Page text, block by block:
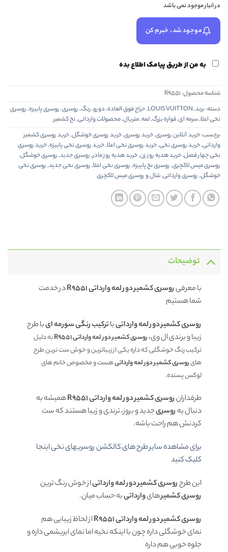
در انبار موجود نمی باشد
موجود شد، خبرم کن
به من از طریق پیامک اطلاع بده
شناسه محصول: R9551
دسته:برند,
LOUIS VUITTON
,حراج فوق العاده,دورو,رنگ,روسری,روسری پاییزه,روسری
نخی اعلا,سرمه ای,قواره بزرگ,لمه,متریال,محصولات وارداتی,نخ کشمیر
برچسب:خرید آنلاین روسری,خرید روسری,خرید روسری خوشگل,خرید روسری کشمیر
وارداتی,خرید روسری نخی,خرید روسری نخی اعلا,خرید روسری نخی پاییزه,خرید روسری
نخی چهار فصل,خرید هدیه روز زن,خرید هدیه روز مادر,روسری جدید,روسری خوشگل,
روسری میس لاکچری,روسری نخ پاییزه,روسری نخی اعلا,روسری نخی جدید,روسری نخی
خوشگل,روسری وارداتی,شال و روسری میس لاکچری
توضیحات
با معرفیروسری کشمیر دور لمه وارداتی R9551
در خدمت
شما هستیم
روسری کشمیر دور لمه وارداتیباترکیب رنگی سورمه ایبا طرح
زیبا و برندی ال وی، روسری کشمیر دور لمه وارداتی R9551
به دلیل
ترکیب رنگ خوشگلی که داره یکی از زیباترین و خوش ست ترین طرح
هایروسری کشمیر دور لمه وارداتیهست و مخصوص خانم های
لوکس پسنده.
طرفدارانروسری کشمیر دور لمه وارداتی R9551
همیشه به
دنبال یه روسریجدید و بروز، ترندی و زیبا هستند که ست
کردنش هم راحت باشه.
برای مشاهده سایر طرح های کالکشن روسریهای نخی اینجا
کلیک کنید
این طرحروسری کشمیر دور لمه وارداتیاز خوش رنگ ترین
روسری کشمیرهایوارداتیبه حساب میان.
روسری کشمیر دور لمه وارداتی R9551
از لحاظ زیبایی هم
نمای خوشگلی داره چون با اینکه نخیه اما نمای ابریشمی داره و
جلوه خوبی هم داره